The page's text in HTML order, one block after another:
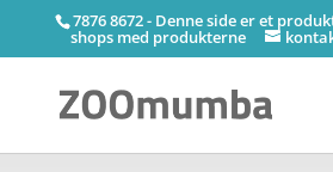
7876 8672 - Denne side er et
shops med produkterne